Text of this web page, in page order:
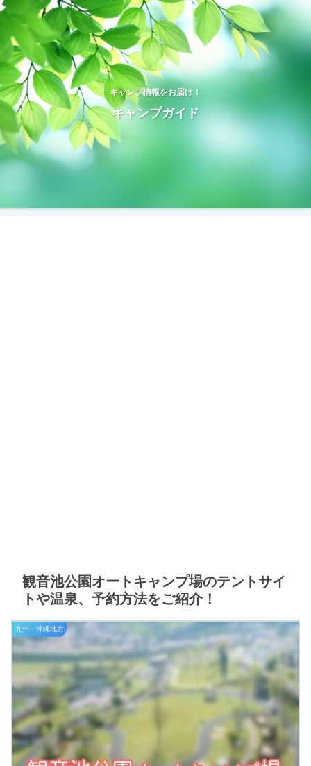
キャンプ情報をお届け！
キャンプガイド
観音池公園オートキャンプ場のテントサイ
トや温泉、予約方法をご紹介！
九州・沖縄地方